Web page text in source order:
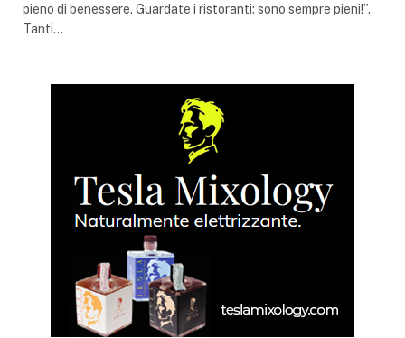
pieno di benessere. Guardate i ristoranti: sono sempre pieni!”.
Tanti…